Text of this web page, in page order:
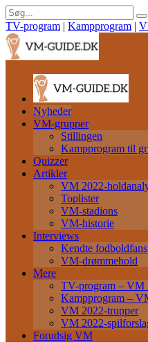
TV-program | Kampprogram |
Nyheder
VM-grupper
Stillingen
Kampprogram til
Quizzer
Artikler
VM 2022-
Toplister
VM-stadions
VM-historie
Interviews
Kendte fodboldfans
VM-drømmehold
Mere
TV-program – VM
Kampprogram –
VM 2022-trupper
VM 2022-
Forudsig VM